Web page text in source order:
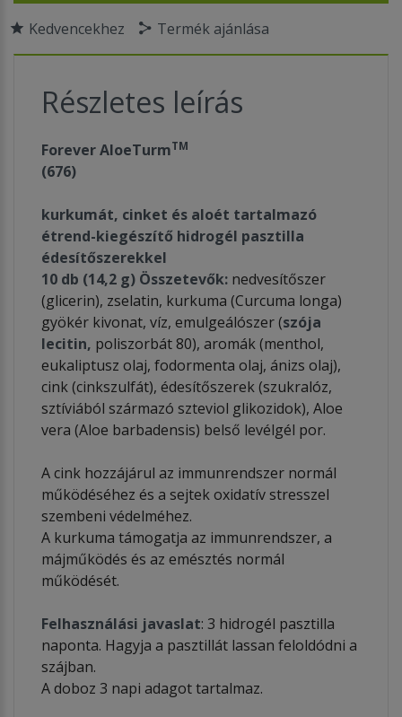
Kedvencekhez Termék ajánlása
Részletes leírás
Forever AloeTurmTM
(676)
kurkumát, cinket és aloét tartalmazó
étrend-kiegészítő hidrogél pasztilla
édesítőszerekkel
10 db (14,2 g) Összetevők: nedvesítőszer
(glicerin), zselatin, kurkuma (Curcuma longa)
gyökér kivonat, víz, emulgeálószer (szója
lecitin, poliszorbát 80), aromák (menthol,
eukaliptusz olaj, fodormenta olaj, ánizs olaj),
cink (cinkszulfát), édesítőszerek (szukralóz,
sztíviából származó szteviol glikozidok), Aloe
vera (Aloe barbadensis) belső levélgél por.
A cink hozzájárul az immunrendszer normál
működéséhez és a sejtek oxidatív stresszel
szembeni védelméhez.
A kurkuma támogatja az immunrendszer, a
májműködés és az emésztés normál
működését.
Felhasználási javaslat: 3 hidrogél pasztilla
naponta. Hagyja a pasztillát lassan feloldódni a
szájban.
A doboz 3 napi adagot tartalmaz.